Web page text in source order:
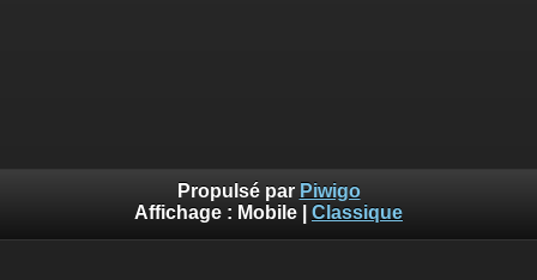
Propulsé par Piwigo
Affichage : Mobile Classique